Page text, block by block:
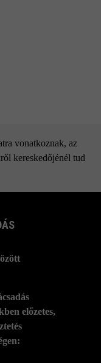
vonatkoznak, az
kereskedőjénél tud
előzetes,